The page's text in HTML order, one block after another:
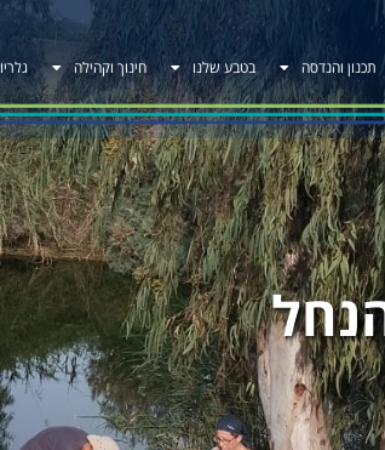
תכנון והנדסה בטבע שלנו חינוך וקהילה